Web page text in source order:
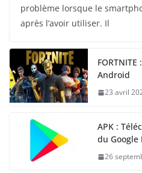
problème lorsque le
après l’avoir utiliser. Il
Android
23 avril
APK :
du Google
26